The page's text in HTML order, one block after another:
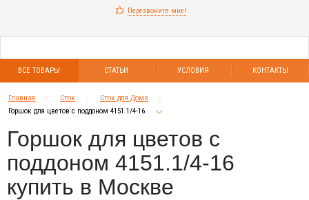
Перезвоните мне!
ВСЕ ТОВАРЫ СТАТЬИ УСЛОВИЯ КОНТАКТЫ
Главная Сток
Сток для Дома
Горшок для цветов с поддоном 4151.1/4-16
Горшок для цветов с
поддоном 4151.1/4-16
купить в Москве